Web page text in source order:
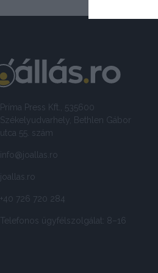
Príma Press Kft., 535600
Székelyudvarhely, Bethlen Gábor
utca 55. szám
info@joallas.ro
joallas.ro
+40 726 720 284
Telefonos ügyfélszolgálat: 8–16